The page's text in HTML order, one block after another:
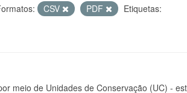
CSV PDF
Etiquetas:
meio de Unidades de Conservação (UC) -